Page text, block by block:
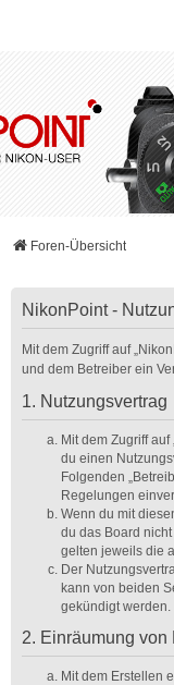
Foren-Übersicht
NikonPoint -
Mit dem Zugriff auf
und dem Betreiber ein
1. Nutzungsvertrag
Mit dem Zugriff
du einen
Folgenden
Regelungen
Wenn du mit
du das Board
gelten jeweils die
Der
kann von beiden
gekündigt werden.
2. Einräumung von
Mit dem Erstellen